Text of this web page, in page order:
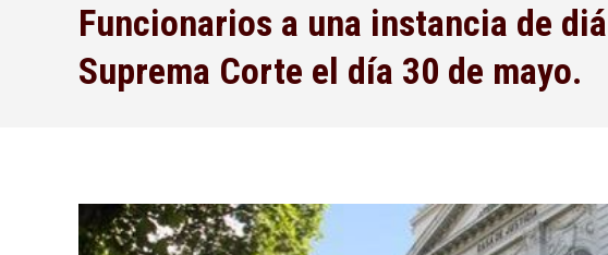
Funcionarios a una instancia de
Suprema Corte el día 30 de mayo.